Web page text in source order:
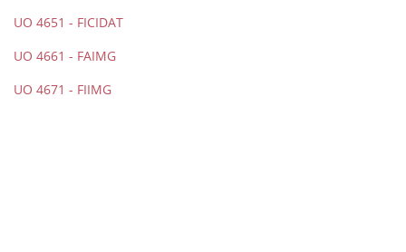
UO 4651 - FICIDAT
UO 4661 - FAIMG
UO 4671 - FIIMG